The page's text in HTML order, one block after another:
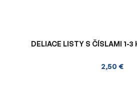
DELIACE LISTY S ČÍSLAMI 1-3
2,50 €